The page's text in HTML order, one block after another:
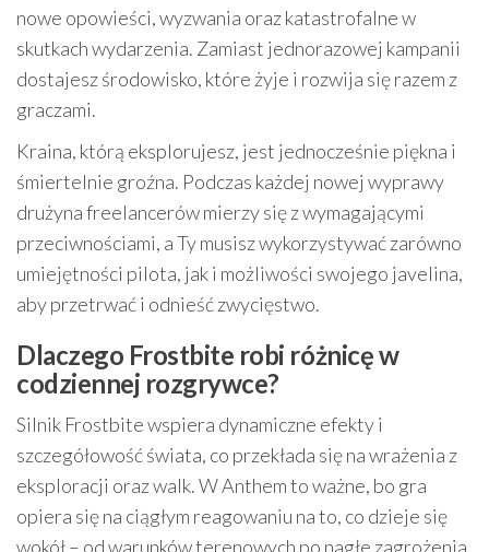
nowe opowieści, wyzwania oraz katastrofalne w
skutkach wydarzenia. Zamiast jednorazowej kampanii
dostajesz środowisko, które żyje i rozwija się razem z
graczami.
Kraina, którą eksplorujesz, jest jednocześnie piękna i
śmiertelnie groźna. Podczas każdej nowej wyprawy
drużyna freelancerów mierzy się z wymagającymi
przeciwnościami, a Ty musisz wykorzystywać zarówno
umiejętności pilota, jak i możliwości swojego javelina,
aby przetrwać i odnieść zwycięstwo.
Dlaczego Frostbite robi różnicę w
codziennej rozgrywce?
Silnik Frostbite wspiera dynamiczne efekty i
szczegółowość świata, co przekłada się na wrażenia z
eksploracji oraz walk. W Anthem to ważne, bo gra
opiera się na ciągłym reagowaniu na to, co dzieje się
wokół – od warunków terenowych po nagłe zagrożenia